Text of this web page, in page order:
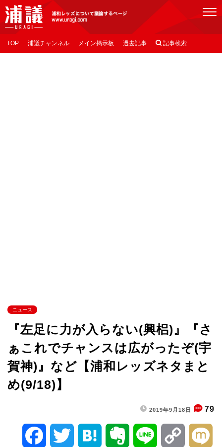
[浦議]浦和レッズについて議論するページ
TOP 浦議チャンネル メイン掲示板 過去記事  記事検索
ニュース
『左足に力が入らない(興梠)』『さ
ぁこれでチャンスは広がったぞ(宇
賀神)』など【浦和レッズネタまと
め(9/18)】
2019年9月18日 79